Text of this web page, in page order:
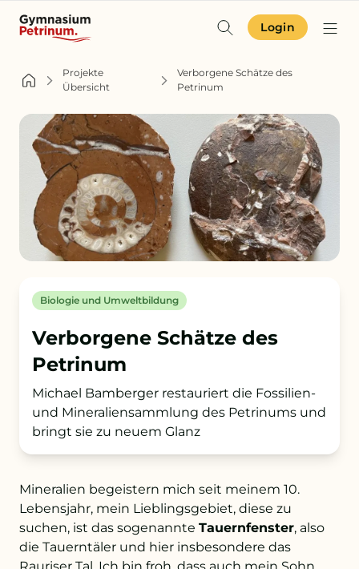
Identität & Angebot
Projekte & Aktuelles
Schulgemeinschaft
Orientierung
Zum Schulkompass
+43 732 736 581 - 4411
Stellenangebote
Logout
Login
Projekte
Übersicht
Verborgene Schätze des
Petrinum
Biologie und Umweltbildung
Verborgene Schätze des
Petrinum
Michael Bamberger restauriert die Fossilien-
und Mineraliensammlung des Petrinums und
bringt sie zu neuem Glanz
Mineralien begeistern mich seit meinem 10.
Lebensjahr, mein Lieblingsgebiet, diese zu
suchen, ist das sogenannte Tauernfenster, also
die Tauerntäler und hier insbesondere das